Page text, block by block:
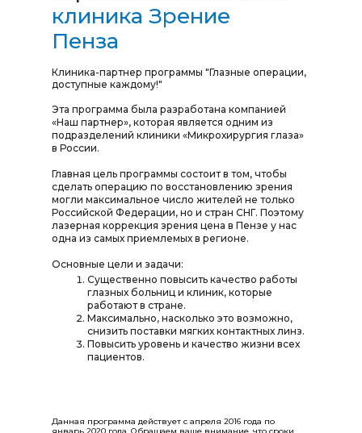
клиника Зрение
Пенза
Клиника-партнер программы "Глазные операции,
доступные каждому!"
Эта программа была разработана компанией
«Наш партнер», которая является одним из
подразделений клиники «Микрохирургия глаза»
в России.
Главная цель программы состоит в том, чтобы
сделать операцию по восстановлению зрения
могли максимальное число жителей не только
Российской Федерации, но и стран СНГ. Поэтому
лазерная коррекция зрения цена в Пензе у нас
одна из самых приемлемых в регионе.
Основные цели и задачи:
Существенно повысить качество работы
глазных больниц и клиник, которые
работают в стране.
Максимально, насколько это возможно,
снизить поставки мягких контактных линз.
Повысить уровень и качество жизни всех
пациентов.
Данная программа действует с апреля 2016 года по